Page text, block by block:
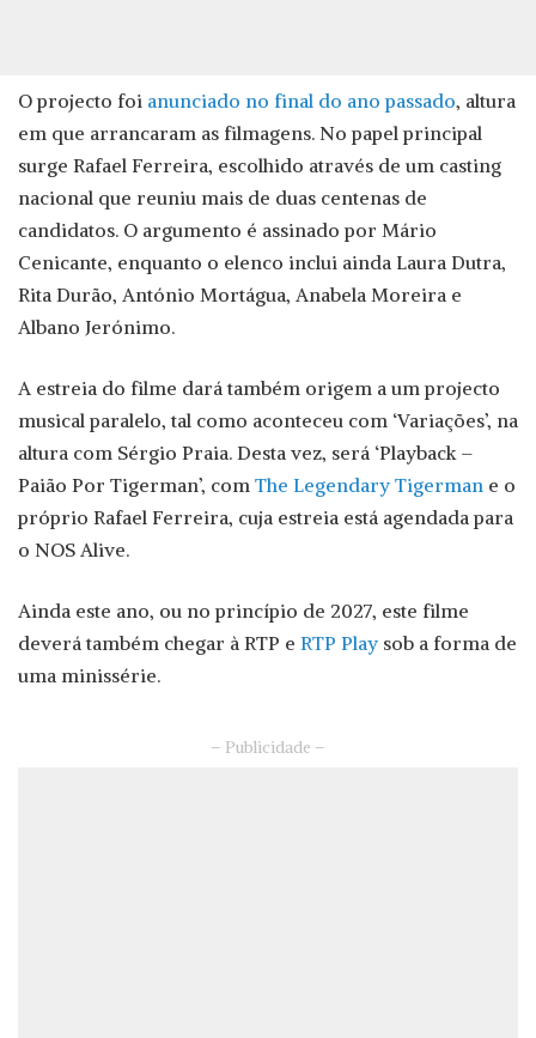
O projecto foi anunciado no final do ano passado, altura
em que arrancaram as filmagens. No papel principal
surge Rafael Ferreira, escolhido através de um casting
nacional que reuniu mais de duas centenas de
candidatos. O argumento é assinado por Mário
Cenicante, enquanto o elenco inclui ainda Laura Dutra,
Rita Durão, António Mortágua, Anabela Moreira e
Albano Jerónimo.
A estreia do filme dará também origem a um projecto
musical paralelo, tal como aconteceu com ‘Variações’, na
altura com Sérgio Praia. Desta vez, será ‘Playback –
Paião Por Tigerman’, com The Legendary Tigerman e o
próprio Rafael Ferreira, cuja estreia está agendada para
o NOS Alive.
Ainda este ano, ou no princípio de 2027, este filme
deverá também chegar à RTP e RTP Play sob a forma de
uma minissérie.
– Publicidade –